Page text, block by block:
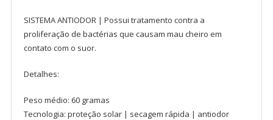
SISTEMA ANTIODOR | Possui tratamento contra a
proliferação de bactérias que causam mau cheiro em
contato com o suor.
Detalhes:
Peso médio: 60 gramas
Tecnologia: proteção solar | secagem rápida | antiodor